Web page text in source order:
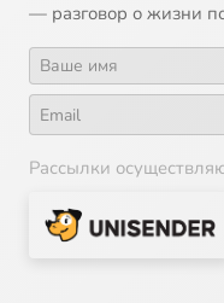
— разговор о жизни
Рассылки